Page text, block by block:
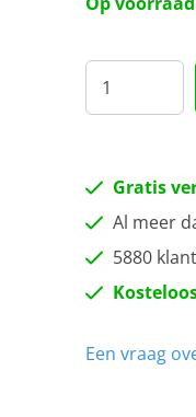
40
42
44
Gratis
Al meer
5880
Een vraag